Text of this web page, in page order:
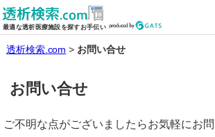
最適な透析医療施設を探すお手伝い
全国の透析施設を検索す
透析検索.com お問い合せ
お問い合せ
ご不明な点がございましたらお気軽にお